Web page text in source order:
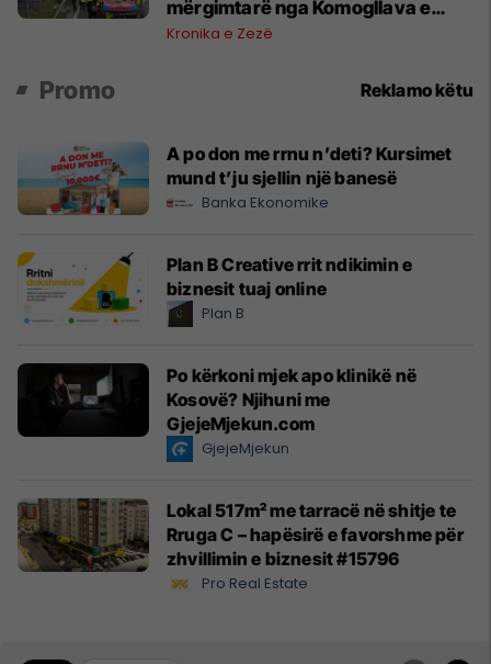
mërgimtarë nga Komogllava e
Ferizajt
Kronika e Zezë
Promo Reklamo këtu
A po don me rrnu n’deti? Kursimet
mund t’ju sjellin një banesë
Banka Ekonomike
Plan B Creative rrit ndikimin e
biznesit tuaj online
Plan B
Po kërkoni mjek apo klinikë në
Kosovë? Njihuni me
GjejeMjekun.com
GjejeMjekun
Lokal 517m² me tarracë në shitje te
Rruga C – hapësirë e favorshme për
zhvillimin e biznesit #15796
Pro Real Estate